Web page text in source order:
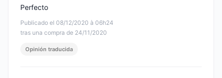
Publicado el 08/12/2020 à 06h24
tras una compra de 24/11/2020
Perfecto
Opinión traducida